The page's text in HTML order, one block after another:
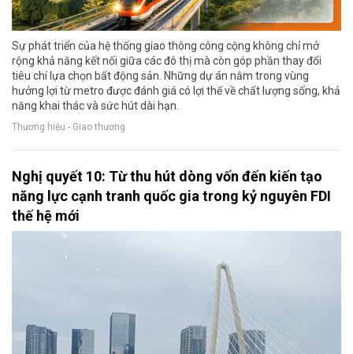
Sự phát triển của hệ thống giao thông công cộng không chỉ mở
rộng khả năng kết nối giữa các đô thị mà còn góp phần thay đổi
tiêu chí lựa chọn bất động sản. Những dự án nằm trong vùng
hưởng lợi từ metro được đánh giá có lợi thế về chất lượng sống, khả
năng khai thác và sức hút dài hạn.
Thương hiệu - Giao thương
Nghị quyết 10: Từ thu hút dòng vốn đến kiến tạo
năng lực cạnh tranh quốc gia trong kỷ nguyên FDI
thế hệ mới